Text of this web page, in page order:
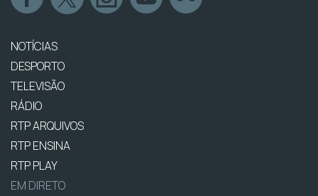
NOTÍCIAS
DESPORTO
TELEVISÃO
RÁDIO
RTP ARQUIVOS
RTP ENSINA
RTP PLAY
EM DIRETO